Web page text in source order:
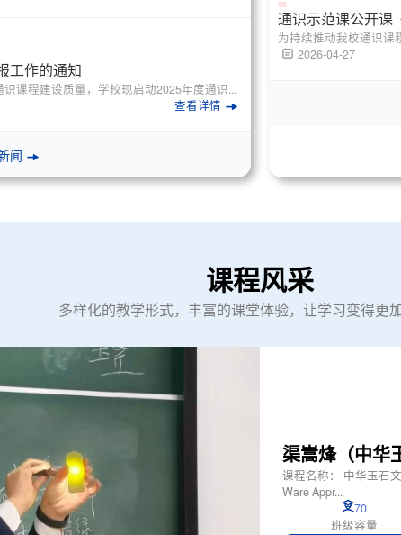
工作的通知
课程建设质量，学校现启动2025年度通识...
查看详情
闻
通识示范课公开课
为持续推动我校通识课
2026-04-27
课程风采
多样化的教学形式，丰富的课堂体验，让学习变得更
渠嵩烽（中华
课程名称： 中华玉石
Ware Appr...
70
班级容量